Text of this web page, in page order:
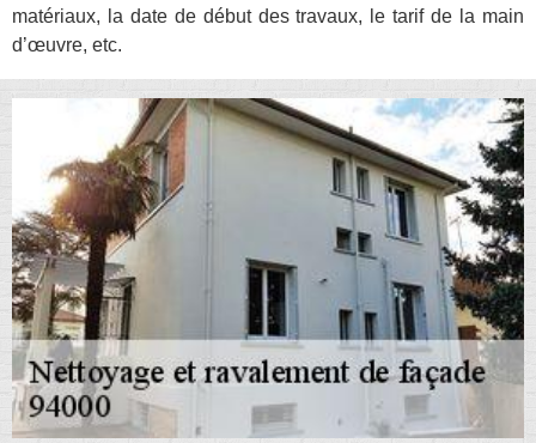
matériaux, la date de début des travaux, le tarif de la main
d’œuvre, etc.